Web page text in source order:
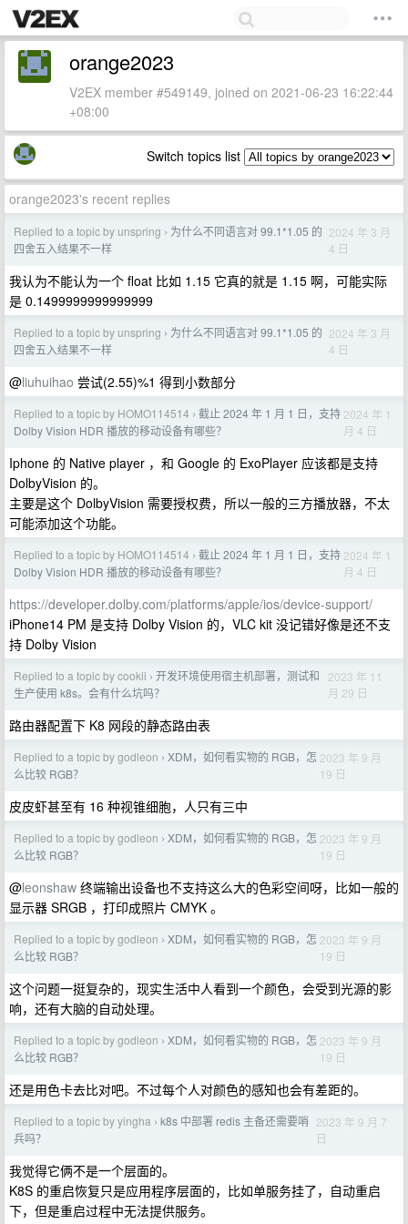
orange2023
V2EX member #549149, joined on 2021-06-23 16:22:44
+08:00
Switch topics list
orange2023's recent replies
Replied to a topic by unspring › 为什么不同语言对 99.1*1.05 的
四舍五入结果不一样
2024 年 3 月
4 日
我认为不能认为一个 float 比如 1.15 它真的就是 1.15 啊，可能实际
是 0.1499999999999999
Replied to a topic by unspring › 为什么不同语言对 99.1*1.05 的
四舍五入结果不一样
2024 年 3 月
4 日
@liuhuihao 尝试(2.55)%1 得到小数部分
Replied to a topic by HOMO114514 › 截止 2024 年 1 月 1 日，支持
Dolby Vision HDR 播放的移动设备有哪些？
2024 年 1
月 4 日
Iphone 的 Native player ，和 Google 的 ExoPlayer 应该都是支持
DolbyVision 的。
主要是这个 DolbyVision 需要授权费，所以一般的三方播放器，不太
可能添加这个功能。
Replied to a topic by HOMO114514 › 截止 2024 年 1 月 1 日，支持
Dolby Vision HDR 播放的移动设备有哪些？
2024 年 1
月 4 日
https://developer.dolby.com/platforms/apple/ios/device-support/
iPhone14 PM 是支持 Dolby Vision 的，VLC kit 没记错好像是还不支
持 Dolby Vision
Replied to a topic by cookii › 开发环境使用宿主机部署，测试和
生产使用 k8s。会有什么坑吗？
2023 年 11
月 29 日
路由器配置下 K8 网段的静态路由表
Replied to a topic by godleon › XDM，如何看实物的 RGB，怎
么比较 RGB？
2023 年 9 月
19 日
皮皮虾甚至有 16 种视锥细胞，人只有三中
Replied to a topic by godleon › XDM，如何看实物的 RGB，怎
么比较 RGB？
2023 年 9 月
19 日
@leonshaw 终端输出设备也不支持这么大的色彩空间呀，比如一般的
显示器 SRGB ，打印成照片 CMYK 。
Replied to a topic by godleon › XDM，如何看实物的 RGB，怎
么比较 RGB？
2023 年 9 月
19 日
这个问题一挺复杂的，现实生活中人看到一个颜色，会受到光源的影
响，还有大脑的自动处理。
Replied to a topic by godleon › XDM，如何看实物的 RGB，怎
么比较 RGB？
2023 年 9 月
19 日
还是用色卡去比对吧。不过每个人对颜色的感知也会有差距的。
Replied to a topic by yingha › k8s 中部署 redis 主备还需要哨
兵吗？
2023 年 9 月 7
日
我觉得它俩不是一个层面的。
K8S 的重启恢复只是应用程序层面的，比如单服务挂了，自动重启
下，但是重启过程中无法提供服务。